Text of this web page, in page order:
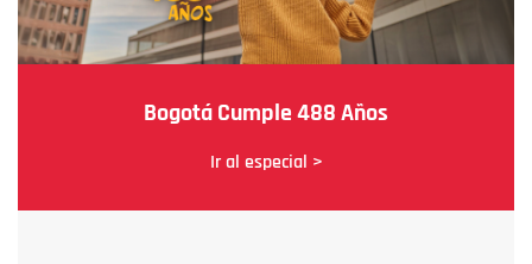
Bogotá Cumple 488 Años
Ir al especial >